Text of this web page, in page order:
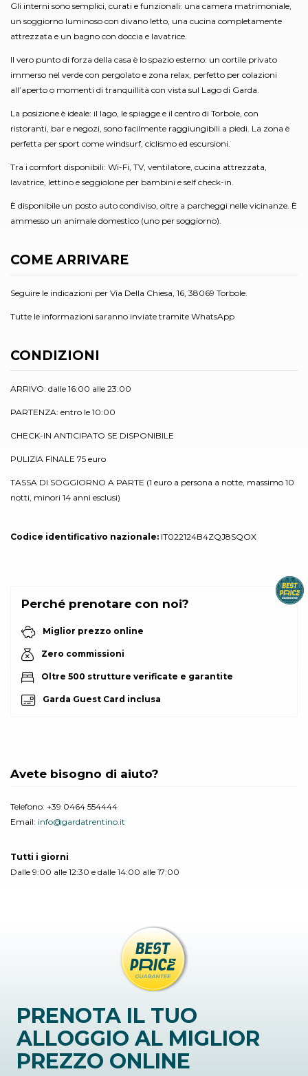
Gli interni sono semplici, curati e funzionali: una camera matrimoniale,
un soggiorno luminoso con divano letto, una cucina completamente
attrezzata e un bagno con doccia e lavatrice.
Il vero punto di forza della casa è lo spazio esterno: un cortile privato
immerso nel verde con pergolato e zona relax, perfetto per colazioni
all’aperto o momenti di tranquillità con vista sul Lago di Garda.
La posizione è ideale: il lago, le spiagge e il centro di Torbole, con
ristoranti, bar e negozi, sono facilmente raggiungibili a piedi. La zona è
perfetta per sport come windsurf, ciclismo ed escursioni.
Tra i comfort disponibili: Wi-Fi, TV, ventilatore, cucina attrezzata,
lavatrice, lettino e seggiolone per bambini e self check-in.
È disponibile un posto auto condiviso, oltre a parcheggi nelle vicinanze. È
ammesso un animale domestico (uno per soggiorno).
COME ARRIVARE
Seguire le indicazioni per Via Della Chiesa, 16, 38069 Torbole.
Tutte le informazioni saranno inviate tramite WhatsApp
CONDIZIONI
ARRIVO: dalle 16:00 alle 23:00
PARTENZA: entro le 10:00
CHECK-IN ANTICIPATO SE DISPONIBILE
PULIZIA FINALE 75 euro
TASSA DI SOGGIORNO A PARTE (1 euro a persona a notte, massimo 10
notti, minori 14 anni esclusi)
Codice identificativo nazionale: IT022124B4ZQJ8SQOX
Perché prenotare con noi?
Miglior prezzo online
Zero commissioni
Oltre 500 strutture verificate e garantite
Garda Guest Card inclusa
Avete bisogno di aiuto?
Telefono: +39 0464 554444
Email: info@gardatrentino.it
Tutti i giorni
Dalle 9:00 alle 12:30 e dalle 14:00 alle 17:00
PRENOTA IL TUO
ALLOGGIO AL MIGLIOR
PREZZO ONLINE